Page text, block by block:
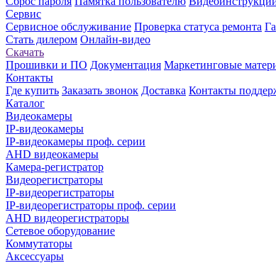
Сервис
Сервисное обслуживание Проверка статуса ремонта
Стать дилером Онлайн-видео
Скачать
Прошивки и ПО Документация Маркетинговые
Контакты
Где купить Заказать звонок Доставка Контакты
Каталог
Видеокамеры
IP-видеокамеры
IP-видеокамеры проф. серии
AHD видеокамеры
Камера-регистратор
Видеорегистраторы
IP-видеорегистраторы
IP-видеорегистраторы проф. серии
AHD видеорегистраторы
Сетевое оборудование
Коммутаторы
Аксессуары